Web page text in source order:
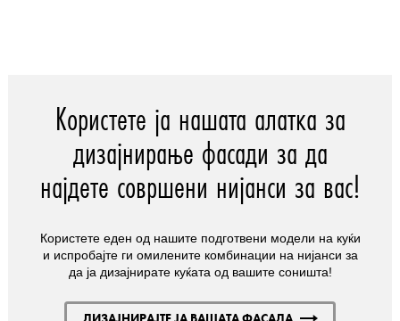
Користете ја нашата алатка за
дизајнирање фасади за да
најдете совршени нијанси за вас!
Користете еден од нашите подготвени модели на куќи
и испробајте ги омилените комбинации на нијанси за
да ја дизајнирате куќата од вашите соништа!